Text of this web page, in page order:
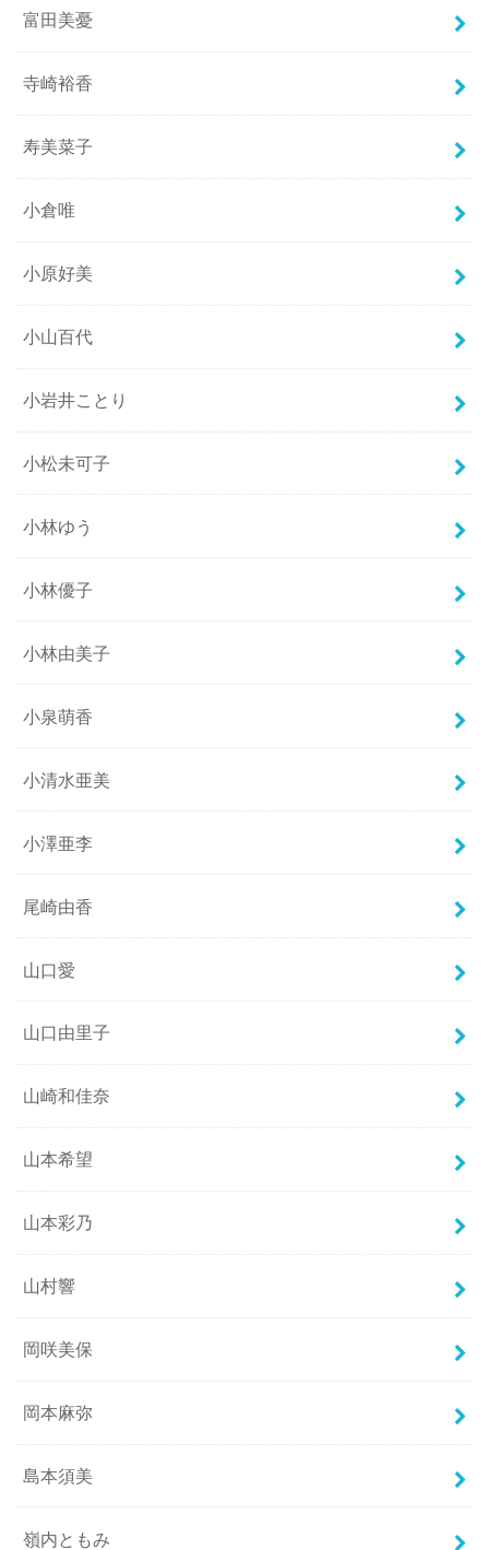
富田美憂
寺崎裕香
寿美菜子
小倉唯
小原好美
小山百代
小岩井ことり
小松未可子
小林ゆう
小林優子
小林由美子
小泉萌香
小清水亜美
小澤亜李
尾崎由香
山口愛
山口由里子
山崎和佳奈
山本希望
山本彩乃
山村響
岡咲美保
岡本麻弥
島本須美
嶺内ともみ